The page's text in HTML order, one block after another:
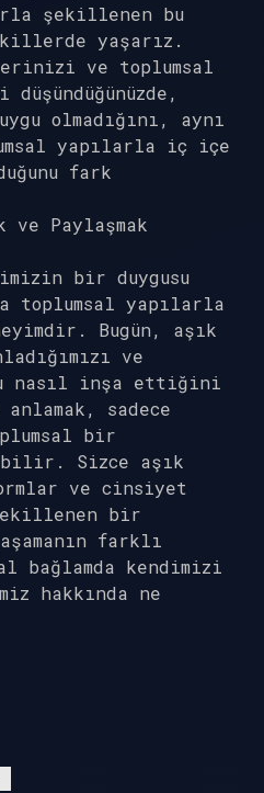
şekillenen bu
yaşarız.
ve toplumsal
olmadığını, aynı
yapılarla iç içe
fark
ve Paylaşmak
bir duygusu
toplumsal yapılarla
Bugün, aşık
ve
nasıl inşa ettiğini
sadece
bir
Sizce aşık
ve cinsiyet
bir
farklı
bağlamda kendimizi
hakkında ne